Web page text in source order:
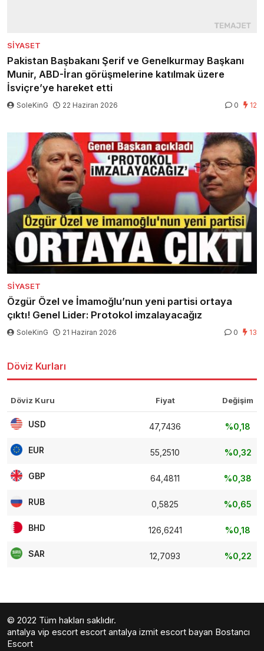
SIYASET
Pakistan Başbakanı Şerif ve Genelkurmay Başkanı
Munir, ABD-İran görüşmelerine katılmak üzere
İsviçre’ye hareket etti
SoleKinG 22 Haziran 2026 0 12
SIYASET
Özgür Özel ve İmamoğlu’nun yeni partisi ortaya
çıktı! Genel Lider: Protokol imzalayacağız
SoleKinG 21 Haziran 2026 0 13
Döviz Kurları
Döviz Kuru Fiyat Değişim
USD 47,7436 %0,18
EUR 55,2510 %0,32
GBP 64,4811 %0,38
RUB 0,5825 %0,65
BHD 126,6241 %0,18
SAR 12,7093 %0,22
© 2022 Tüm hakları saklıdır.
antalya vip escort escort antalya izmit escort bayan Bostancı
Escort